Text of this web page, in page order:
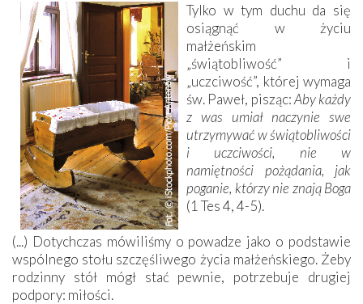
Tylko w tym duchu da się
osiągnąć w życiu
małżeńskim
„świątobliwość” i
„uczciwość”, której wymaga
św. Paweł, pisząc:Aby każdy
z was umiał naczynie swe
utrzymywać w świątobliwości
i uczciwości, nie w
namiętności pożądania, jak
poganie, którzy nie znają Boga
(1 Tes 4, 4-5).
(...) Dotychczas mówiliśmy o powadze jako o podstawie
wspólnego stołu szczęśliwego życia małżeńskiego. Żeby
rodzinny stół mógł stać pewnie, potrzebuje drugiej
podpory: miłości.